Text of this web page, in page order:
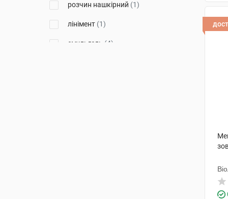
розчин нашкірний (1)
лінімент (1)
емульгель (4)